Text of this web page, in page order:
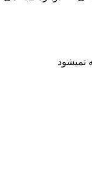
نمیشود